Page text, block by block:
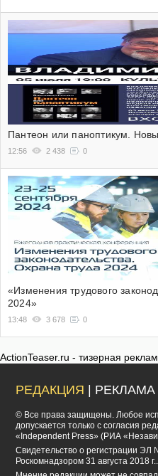
Пантеон или паноптикум.
12:56 2 438 0
«Изменения трудового
2024»
13:48 3 678 0
ActionTeaser.ru - тизерная
РЕДАКЦИЯ | РЕКЛАМА
© Все права защищены. Любое
допускается только с согласия
«Independent Press» (РИА
Cвидетельство о регистрации
Роскомнадзором 31 августа 2018